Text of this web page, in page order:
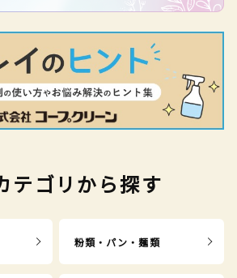
テゴリから探す
粉類・パン・麺類